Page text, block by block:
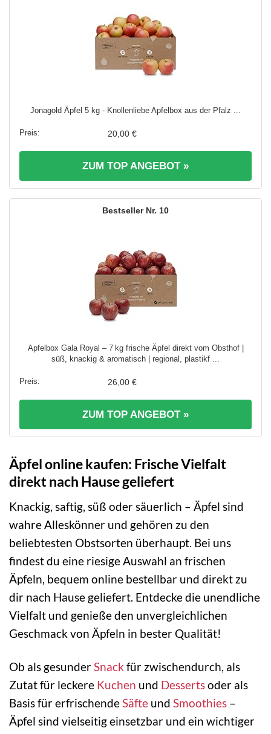
Jonagold Äpfel 5 kg - Knollenliebe Apfelbox aus der Pfalz ...
20,00 €
ZUM TOP ANGEBOT »
10
Apfelbox Gala Royal – 7 kg frische Äpfel direkt vom Obsthof |
süß, knackig & aromatisch | regional, plastikf ...
26,00 €
ZUM TOP ANGEBOT »
Äpfel online kaufen: Frische Vielfalt
direkt nach Hause geliefert
Knackig, saftig, süß oder säuerlich – Äpfel sind
wahre Alleskönner und gehören zu den
beliebtesten Obstsorten überhaupt. Bei uns
findest du eine riesige Auswahl an frischen
Äpfeln, bequem online bestellbar und direkt zu
dir nach Hause geliefert. Entdecke die unendliche
Vielfalt und genieße den unvergleichlichen
Geschmack von Äpfeln in bester Qualität!
Ob als gesunder Snack für zwischendurch, als
Zutat für leckere Kuchen und Dessertsoder als
Basis für erfrischende Säfte und Smoothies –
Äpfel sind vielseitig einsetzbar und ein wichtiger